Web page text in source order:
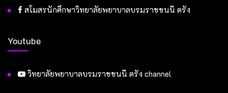
สโมสรนักศึกษาวิทยาลัยพยาบาลบรมราชชนนี ตรัง
Youtube
วิทยาลัยพยาบาลบรมราชชนนี ตรัง channel